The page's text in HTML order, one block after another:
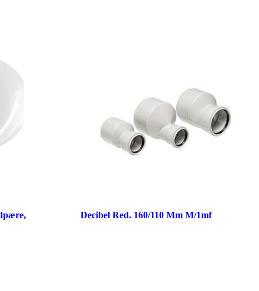
Decibel Red. 160/110 Mm M/1mf